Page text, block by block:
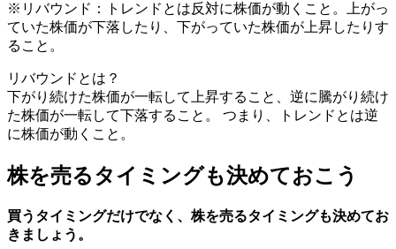
※リバウンド：トレンドとは反対に株価が動くこと。上がっ
ていた株価が下落したり、下がっていた株価が上昇したりす
ること。
リバウンドとは？
下がり続けた株価が一転して上昇すること、逆に騰がり続け
た株価が一転して下落すること。 つまり、トレンドとは逆
に株価が動くこと。
株を売るタイミングも決めておこう
買うタイミングだけでなく、株を売るタイミングも決めてお
きましょう。